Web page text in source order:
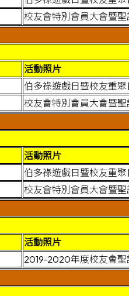
校友會特別會員大會暨聖
活動照片
伯多祿遊戲日暨校友重聚
校友會特別會員大會暨聖
活動照片
伯多祿遊戲日暨校友重聚
校友會特別會員大會暨聖
活動照片
2019-2020年度校友會聖